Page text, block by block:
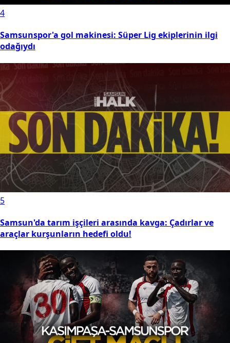
4
Samsunspor'a gol makinesi: Süper Lig ekiplerinin ilgi
odağıydı
5
Samsun'da tarım işçileri arasında kavga: Çadırlar ve
araçlar kurşunların hedefi oldu!